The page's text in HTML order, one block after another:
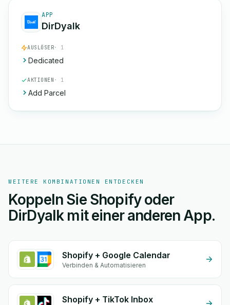
APP
DirDyalk
AUSLÖSER· 1
Dedicated
AKTIONEN · 1
Add Parcel
WEITERE KOMBINATIONEN ENTDECKEN
Koppeln Sie Shopify oder
DirDyalk mit einer anderen App.
Shopify + Google Calendar
Verbinden & Automatisieren
Shopify + TikTok Inbox